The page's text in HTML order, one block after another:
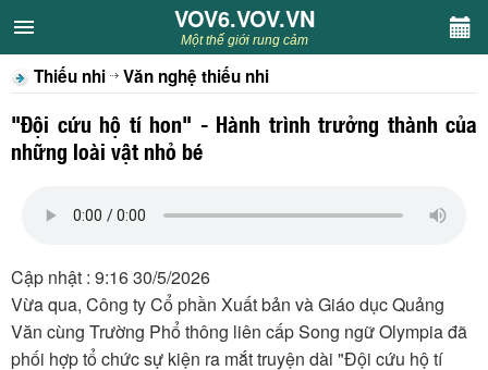
VOV6.VOV.VN
CHUYÊN MỤC
Khách VOV6
Sân khấu
VOV6.VOV.VN
Một thế giới rung cảm
Thiếu nhi Văn nghệ thiếu nhi
"Đội cứu hộ tí hon" - Hành trình trưởng thành của
những loài vật nhỏ bé
Cập nhật : 9:16 30/5/2026
Vừa qua, Công ty Cổ phần Xuất bản và Giáo dục Quảng
Văn cùng Trường Phổ thông liên cấp Song ngữ Olympia đã
phối hợp tổ chức sự kiện ra mắt truyện dài "Đội cứu hộ tí